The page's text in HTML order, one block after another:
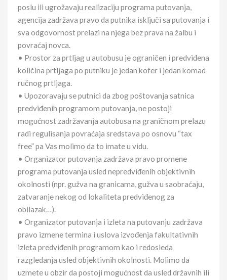
poslu ili ugrožavaju realizaciju programa putovanja,
agencija zadržava pravo da putnika isključi sa putovanja i
sva odgovornost prelazi na njega bez prava na žalbu i
povraćaj novca.
• Prostor za prtljag u autobusu je ograničen i predviđena
količina prtljaga po putniku je jedan kofer i jedan komad
ručnog prtljaga.
• Upozoravaju se putnici da zbog poštovanja satnica
predviđenih programom putovanja, ne postoji
mogućnost zadržavanja autobusa na graničnom prelazu
radi regulisanja povraćaja sredstava po osnovu “tax
free” pa Vas molimo da to imate u vidu.
• Organizator putovanja zadržava pravo promene
programa putovanja usled nepredviđenih objektivnih
okolnosti (npr. gužva na granicama, gužva u saobraćaju,
zatvaranje nekog od lokaliteta predviđenog za
obilazak…).
• Organizator putovanja i izleta na putovanju zadržava
pravo izmene termina i uslova izvođenja fakultativnih
izleta predviđenih programom kao i redosleda
razgledanja usled objektivnih okolnosti. Molimo da
uzmete u obzir da postoji mogućnost da usled državnih ili